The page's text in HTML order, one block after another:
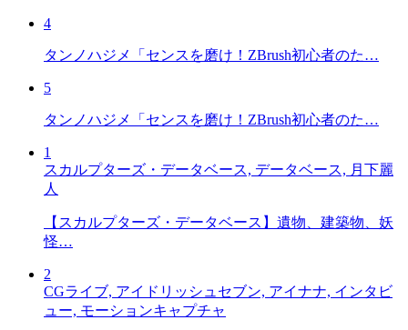
4
タンノハジメ「センスを磨け！ZBrush初心者のた…
5
タンノハジメ「センスを磨け！ZBrush初心者のた…
1
スカルプターズ・データベース, データベース, 月下麗
人
【スカルプターズ・データベース】遺物、建築物、妖
怪…
2
CGライブ, アイドリッシュセブン, アイナナ, インタビ
ュー, モーションキャプチャ